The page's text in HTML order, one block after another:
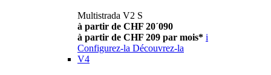
Multistrada V2 S
à partir de CHF 20´090
à partir de CHF 209 par mois* i
Configurez-la Découvrez-la
V4